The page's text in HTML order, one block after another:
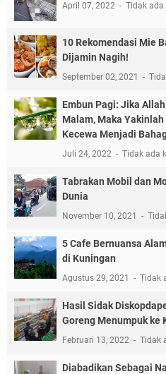
April 07, 2022 Tidak
10 Rekomendasi Mie
Dijamin Nagih!
September 02, 2021
Embun Pagi: Jika
Malam, Maka
Kecewa Menjadi
Juli 24, 2022 Tidak ada
Tabrakan Mobil dan
Dunia
November 10, 2021
5 Cafe Bernuansa
di Kuningan
Agustus 29, 2021 Tidak
Hasil Sidak
Goreng Menumpuk ke
Februari 13, 2022 Tidak
Diabadikan Sebagai